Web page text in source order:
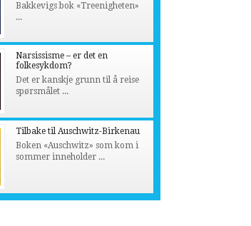
Bakkevigs bok «Treenigheten»
...
Narsissisme – er det en
folkesykdom?
Det er kanskje grunn til å reise
spørsmålet ...
Tilbake til Auschwitz-Birkenau
Boken «Auschwitz» som kom i
sommer inneholder ...